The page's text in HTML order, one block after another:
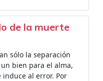
de la muerte
sólo la separación
bien para el alma,
al error. Por